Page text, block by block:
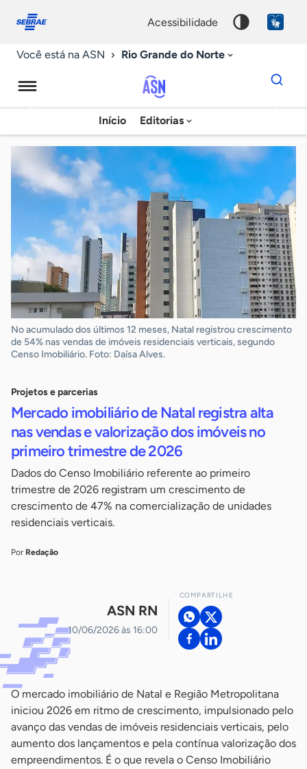
conosco
acessibilidade
Você está na ASN Rio Grande do Norte
Agência
Sebrae
de
Notícias
Início Editorias
Dados
para
chave
No acumulado dos últimos 12 meses, Natal registrou crescimento
de 54% nas vendas de imóveis residenciais verticais, segundo
Censo Imobiliário. Foto: Daísa Alves.
Projetos e parcerias
Mercado imobiliário de Natal registra alta
nas vendas e valorização dos imóveis no
primeiro trimestre de 2026
Dados do Censo Imobiliário referente ao primeiro
trimestre de 2026 registram um crescimento de
crescimento de 47% na comercialização de unidades
residenciais verticais.
Por Redação
ASN RN
10/06/2026 às 16:00
COMPARTILHE
O mercado imobiliário de Natal e Região Metropolitana
iniciou 2026 em ritmo de crescimento, impulsionado pelo
avanço das vendas de imóveis residenciais verticais, pelo
aumento dos lançamentos e pela contínua valorização dos
empreendimentos. É o que revela o Censo Imobiliário